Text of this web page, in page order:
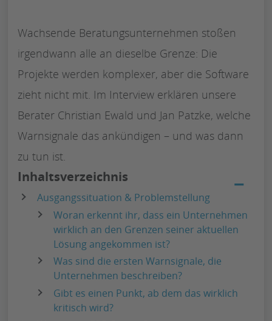
Wachsende Beratungsunternehmen stoßen
irgendwann alle an dieselbe Grenze: Die
Projekte werden komplexer, aber die Software
zieht nicht mit. Im Interview erklären unsere
Berater Christian Ewald und Jan Patzke, welche
Warnsignale das ankündigen – und was dann
zu tun ist.
Inhaltsverzeichnis −
Ausgangssituation & Problemstellung
Woran erkennt ihr, dass ein Unternehmen
wirklich an den Grenzen seiner aktuellen
Lösung angekommen ist?
Was sind die ersten Warnsignale, die
Unternehmen beschreiben?
Gibt es einen Punkt, ab dem das wirklich
kritisch wird?